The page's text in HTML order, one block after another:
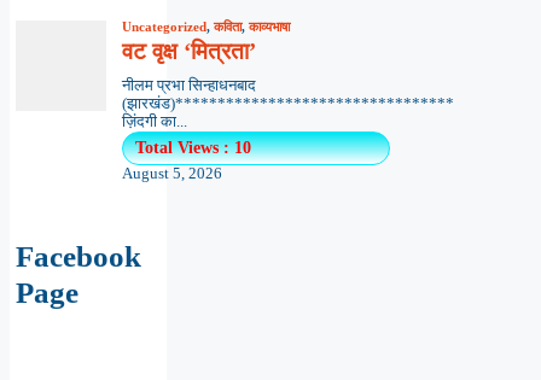
Uncategorized,कविता,काव्यभाषा
वट वृक्ष ‘मित्रता’
नीलम प्रभा सिन्हाधनबाद
(झारखंड)*********************************
ज़िंदगी का...
Total Views : 10
August 5, 2026
Facebook
Page